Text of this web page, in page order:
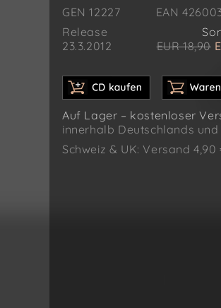
GEN 12227
EAN
Release
23.3.2012
EUR 18,90
Auf Lager – kostenloser
innerhalb Deutschlands und
Schweiz & UK: Versand 4,90